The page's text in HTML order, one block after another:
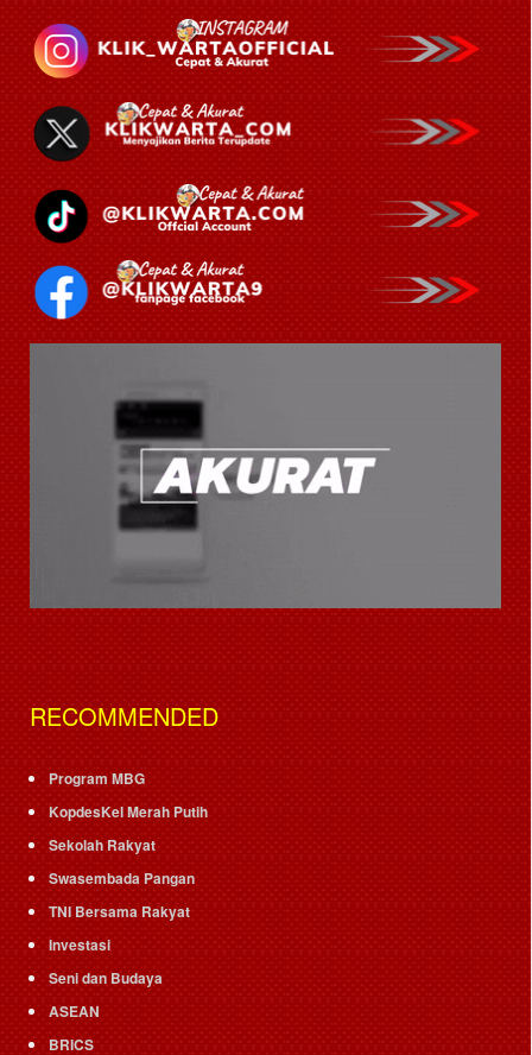
RECOMMENDED
Program MBG
KopdesKel Merah Putih
Sekolah Rakyat
Swasembada Pangan
TNI Bersama Rakyat
Investasi
Seni dan Budaya
ASEAN
BRICS